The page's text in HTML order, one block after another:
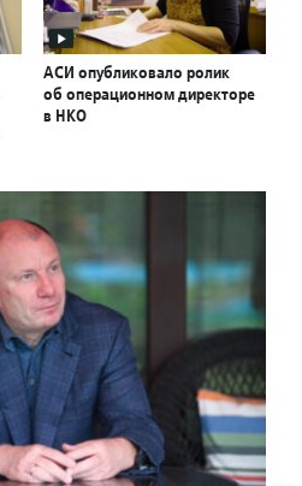
АСИ опубликовало ролик
об операционном директоре
в НКО